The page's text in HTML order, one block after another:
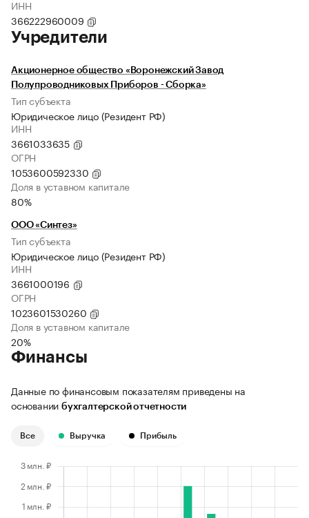
ИНН
366222960009
Учредители
Акционерное общество «Воронежский Завод
Полупроводниковых Приборов - Сборка»
Тип субъекта
Юридическое лицо (Резидент РФ)
ИНН
3661033635
ОГРН
1053600592330
Доля в уставном капитале
80%
ООО «Синтез»
Тип субъекта
Юридическое лицо (Резидент РФ)
ИНН
3661000196
ОГРН
1023601530260
Доля в уставном капитале
20%
Финансы
Данные по финансовым показателям приведены на
основании бухгалтерской отчетности
Все Выручка Прибыль